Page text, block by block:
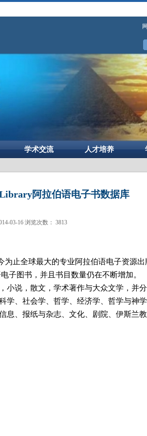
学术交流 人才培养
阿拉伯语电子书数据库
03-16 浏览次数： 3813
为止全球最大的专业阿拉伯语电子资源
子图书，并且书目数量仍在不断增加。
小说，散文，学术著作与大众文学，并
、社会学、哲学、经济学、哲学与神学
息、报纸与杂志、文化、剧院、伊斯兰